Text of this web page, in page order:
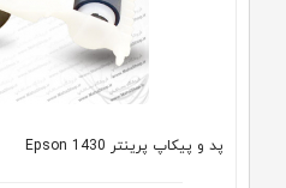
پد و پیکاپ پرینتر 1430 Epson